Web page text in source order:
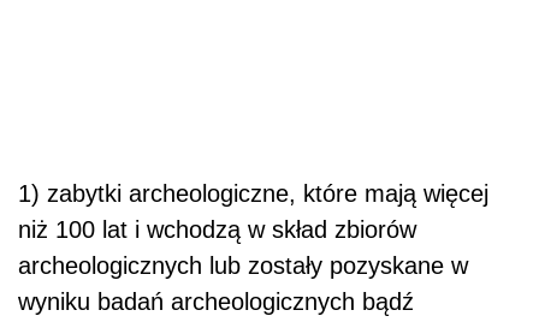
1) zabytki archeologiczne, które mają więcej
niż 100 lat i wchodzą w skład zbiorów
archeologicznych lub zostały pozyskane w
wyniku badań archeologicznych bądź